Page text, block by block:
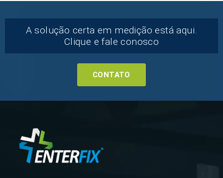
A solução certa em medição está aqui.
Clique e fale conosco
CONTATO